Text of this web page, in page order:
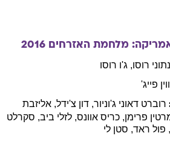
מלחמת האזרחים 2016
רוסו, ג'ו רוסו
פייג'
רוברט דאוני ג'וניור, דון צ'ידל, אליזבת
פרימן, כריס אוונס, לזלי ביב, סקרלט
, פול ראד, סטן לי